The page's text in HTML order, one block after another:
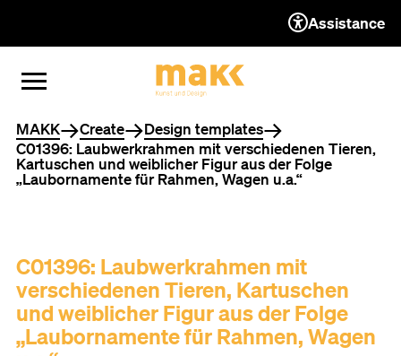
TO THE CONTENT
TO THE NAVIGATION
TO THE FOOTER
OPEN MENU
CLOSE MENU
Assistance
You are here
MAKK Create
Design templates
C01396: Laubwerkrahmen mit verschiedenen Tieren,
Kartuschen und weiblicher Figur aus der Folge
„Laubornamente für Rahmen, Wagen u.a.“
C01396: Laubwerkrahmen mit
verschiedenen Tieren, Kartuschen
und weiblicher Figur aus der Folge
„Laubornamente für Rahmen, Wagen